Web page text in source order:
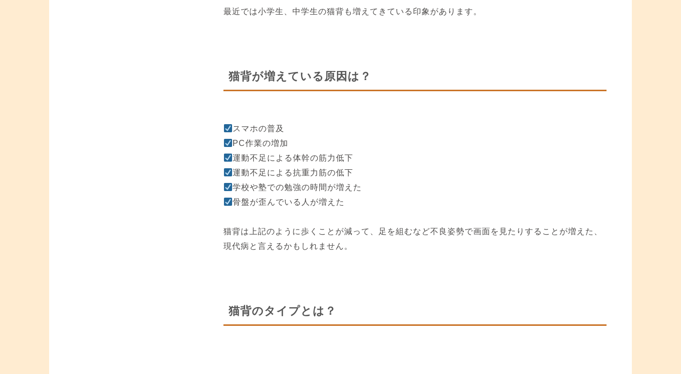
最近では小学生、中学生の猫背も増えてきている印象があります。
猫背が増えている原因は？
スマホの普及
PC作業の増加
運動不足による体幹の筋力低下
運動不足による抗重力筋の低下
学校や塾での勉強の時間が増えた
骨盤が歪んでいる人が増えた
猫背は上記のように歩くことが減って、足を組むなど不良姿勢で画面を見たりすることが増えた、
現代病と言えるかもしれません。
猫背のタイプとは？